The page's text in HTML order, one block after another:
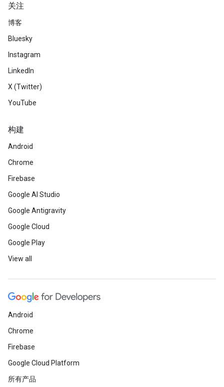
关注
博客
Bluesky
Instagram
LinkedIn
X (Twitter)
YouTube
构建
Android
Chrome
Firebase
Google AI Studio
Google Antigravity
Google Cloud
Google Play
View all
Android
Chrome
Firebase
Google Cloud Platform
所有产品